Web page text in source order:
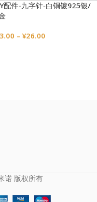
配件-九字针-白铜镀925银/
– ¥26.00
诺 版权所有